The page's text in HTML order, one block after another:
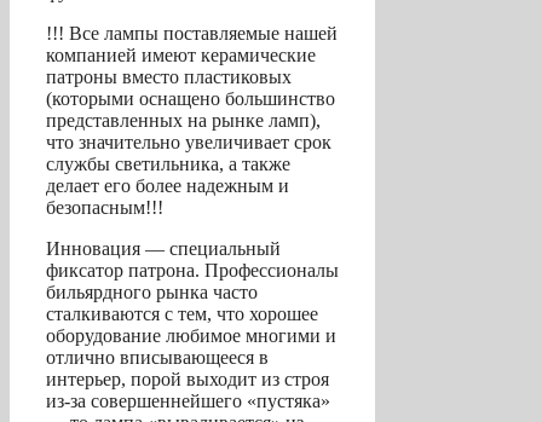
!!! Все лампы поставляемые нашей
компанией имеют керамические
патроны вместо пластиковых
(которыми оснащено большинство
представленных на рынке ламп),
что значительно увеличивает срок
службы светильника, а также
делает его более надежным и
безопасным!!!
Инновация — специальный
фиксатор патрона. Профессионалы
бильярдного рынка часто
сталкиваются с тем, что хорошее
оборудование любимое многими и
отлично вписывающееся в
интерьер, порой выходит из строя
из-за совершеннейшего «пустяка»